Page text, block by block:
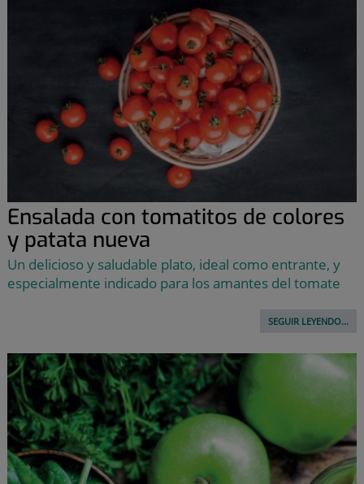
Ensalada con tomatitos de colores
y patata nueva
Un delicioso y saludable plato, ideal como entrante, y
especialmente indicado para los amantes del tomate
SEGUIR LEYENDO...